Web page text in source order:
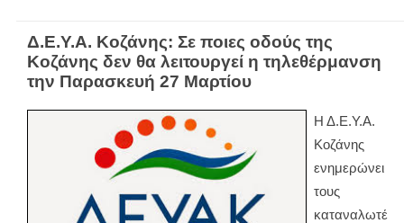
Δ.Ε.Υ.Α. Κοζάνης: Σε ποιες οδούς της
Κοζάνης δεν θα λειτουργεί η τηλεθέρμανση
την Παρασκευή 27 Μαρτίου
Η Δ.Ε.Υ.Α.
Κοζάνης
ενημερώνει
τους
καταναλωτέ